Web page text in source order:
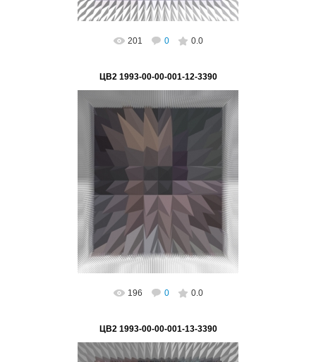
201 0 0.0
ЦВ2 1993-00-00-001-12-3390
02.03.2023
"Шипы ГЛОБАЛИЗАЦИИ мет" Серия "Цифра -
основа глобализации"
Подпись на картине: нет, возможно
поставить, Автор...
ВетВиктор
196 0 0.0
ЦВ2 1993-00-00-001-13-3390